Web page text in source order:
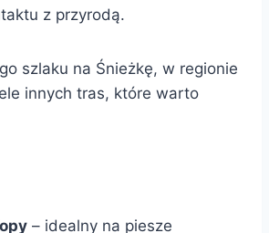
z przyrodą.
szlaku na Śnieżkę, w regionie
innych tras, które warto
– idealny na piesze